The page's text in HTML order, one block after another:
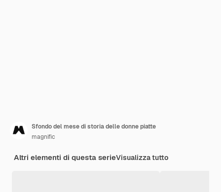
Sfondo del mese di storia delle donne piatte
magnific
Altri elementi di questa serieVisualizza tutto